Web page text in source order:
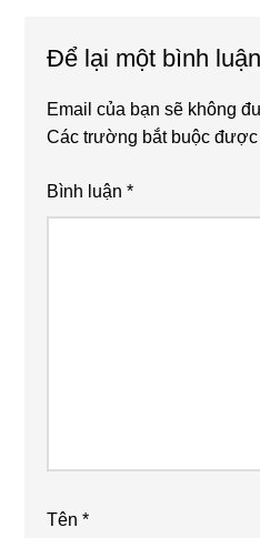
Để lại một bình luận
Email của bạn sẽ không
Các trường bắt buộc
Bình luận*
Tên*